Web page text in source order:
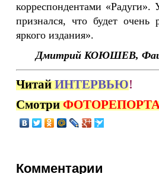
корреспондентами
признался, что будет очень
яркого издания».
Дмитрий КОЮШЕВ,
ЧитайИНТЕРВЬЮ!
Смотри
Комментарии